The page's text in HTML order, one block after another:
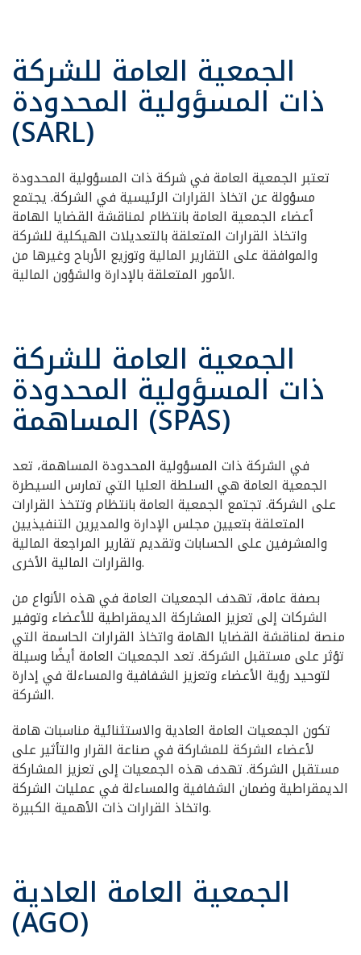
الجمعية العامة للشركة
ذات المسؤولية المحدودة
(SARL)
تعتبر الجمعية العامة في شركة ذات المسؤولية المحدودة
مسؤولة عن اتخاذ القرارات الرئيسية في الشركة. يجتمع
أعضاء الجمعية العامة بانتظام لمناقشة القضايا الهامة
واتخاذ القرارات المتعلقة بالتعديلات الهيكلية للشركة
والموافقة على التقارير المالية وتوزيع الأرباح وغيرها من
الأمور المتعلقة بالإدارة والشؤون المالية.
الجمعية العامة للشركة
ذات المسؤولية المحدودة
المساهمة (SPAS)
في الشركة ذات المسؤولية المحدودة المساهمة، تعد
الجمعية العامة هي السلطة العليا التي تمارس السيطرة
على الشركة. تجتمع الجمعية العامة بانتظام وتتخذ القرارات
المتعلقة بتعيين مجلس الإدارة والمديرين التنفيذيين
والمشرفين على الحسابات وتقديم تقارير المراجعة المالية
والقرارات المالية الأخرى.
بصفة عامة، تهدف الجمعيات العامة في هذه الأنواع من
الشركات إلى تعزيز المشاركة الديمقراطية للأعضاء وتوفير
منصة لمناقشة القضايا الهامة واتخاذ القرارات الحاسمة التي
تؤثر على مستقبل الشركة. تعد الجمعيات العامة أيضًا وسيلة
لتوحيد رؤية الأعضاء وتعزيز الشفافية والمساءلة في إدارة
الشركة.
تكون الجمعيات العامة العادية والاستثنائية مناسبات هامة
لأعضاء الشركة للمشاركة في صناعة القرار والتأثير على
مستقبل الشركة. تهدف هذه الجمعيات إلى تعزيز المشاركة
الديمقراطية وضمان الشفافية والمساءلة في عمليات الشركة
واتخاذ القرارات ذات الأهمية الكبيرة.
الجمعية العامة العادية
(AGO)